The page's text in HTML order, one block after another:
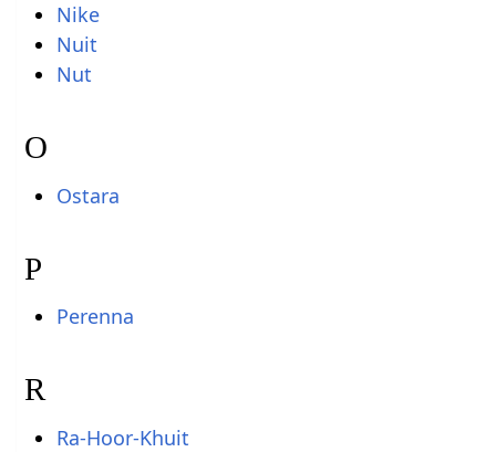
Nike
Nuit
Nut
O
Ostara
P
Perenna
R
Ra-Hoor-Khuit